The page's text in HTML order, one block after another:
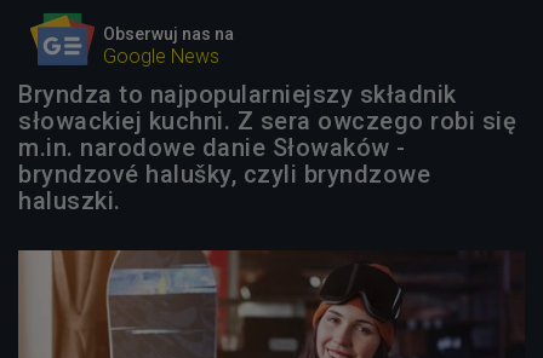
Obserwuj nas na
Google News
Bryndza to najpopularniejszy składnik
słowackiej kuchni. Z sera owczego robi się
m.in. narodowe danie Słowaków -
bryndzové halušky, czyli bryndzowe
haluszki.